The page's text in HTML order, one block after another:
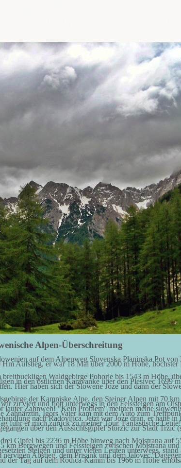
Alpen-Überschreitung
auf dem Alpenweg Slovenska Planinska Pot
Aufstieg, er war 18 Mal über 2000 m Höhe,
Waldgebirge Pohorje bis 1543 m Höhe,
in den östlichen Karavanke über den Plesivec 1699
Hier haben sich der Slowene Joze und dann der
der Kamniske Alpe, den Steiner Alpen mit 70
zu viert und flott unterwegs in den Felssteigen am
lauter Zahnweh! "Kein Problem" meinten meine
Igors Vater kam mit dem Auto zum
nach Radovljica. Jetzt war Joze dran, er hatte
fuhr er mich zurück zu meiner Tour. Fantastische
über den Aussichtsgipfel Storzic zur Stadt Trzic
Gipfel bis 2236 m Höhe hinweg nach Mojstrana auf
km Bergwegen und Felssteigen zwischen Mojstrana
Steigen und unter vielen Leuten unterwegs,
Abstieg, dem Prisank und dem Jalovec.
der Tag auf dem Rodica-Kamm bis 1966 m Höhe